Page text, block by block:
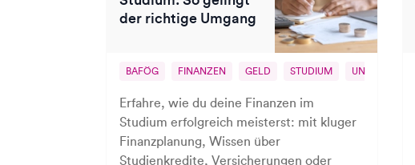
der richtige Umgang
BAFÖG FINANZEN GELD STUDIUM UNI
Erfahre, wie du deine Finanzen im
Studium erfolgreich meisterst: mit kluger
Finanzplanung, Wissen über
Studienkredite, Versicherungen oder